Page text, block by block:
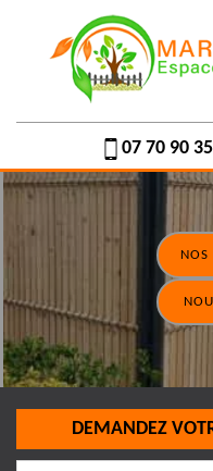
07 70 90
NOS
DEMANDEZ